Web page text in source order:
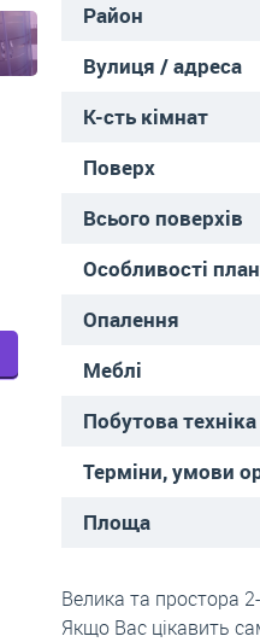
Район
Вулиця / адреса
К-сть кімнат
Поверх
Всього поверхів
Особливості
Опалення
Меблі
Побутова техніка
Терміни, умови
Площа
Велика та простора
Якщо Вас цікавить